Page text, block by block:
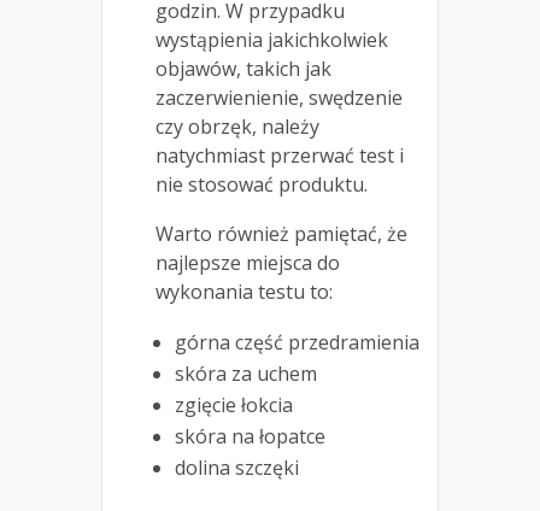
godzin. W przypadku
wystąpienia jakichkolwiek
objawów, takich jak
zaczerwienienie, swędzenie
czy obrzęk, należy
natychmiast przerwać test i
nie stosować produktu.
Warto również pamiętać, że
najlepsze miejsca do
wykonania testu to:
górna część przedramienia
skóra za uchem
zgięcie łokcia
skóra na łopatce
dolina szczęki